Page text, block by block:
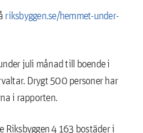
riksbyggen.se/hemmet-under-
juli månad till boende i
Drygt 500 personer har
i rapporten.
4 163 bostäder i